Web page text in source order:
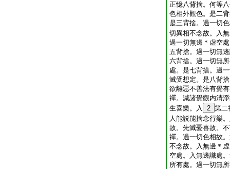
正憶八背捨。何等
色相外觀色。是二
是三背捨。過一切
切異相不念故。入
過一切無邊＊虚空
五背捨。過一切無
六背捨。過一切無
處。是七背捨。過
滅受想定。是八背
欲離惡不善法有覺
禪。滅諸覺觀内清
生喜樂。入
2 第二
人能説能捨念行樂
故。先滅憂喜故。
禪。過一切色相故
不念故。入無邊＊
空處。入無邊識處
所有處。過一切無